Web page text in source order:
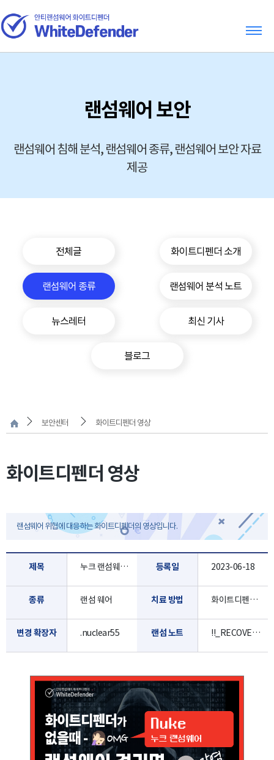
랜섬웨어 보안
랜섬웨어 침해 분석, 랜섬웨어 종류, 랜섬웨어 보안 자료
제공
전체글 화이트디펜더 소개
랜섬웨어 종류 랜섬웨어 분석 노트
뉴스레터 최신 기사
블로그
보안센터 화이트디펜더 영상
화이트디펜더 영상
랜섬웨어 위협에 대응하는 화이트디펜더의 영상입니다.
제목 누크 랜섬웨어 Nuke 등록일 2023-06-18
종류 랜섬 웨어 치료 방법 화이트디펜더로 진단/치료 가능합니다.
변경 확장자 .nuclear55 랜섬 노트 !!_RECOVERY_instructions_!!.txt / !!_RECOVERY_instructions_!!.html